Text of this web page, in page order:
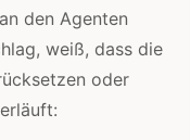
den Agenten
weiß, dass die
oder